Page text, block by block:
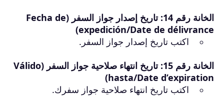
الخانة رقم 14: تاريخ إصدار جواز السفر (Fecha de
expedición/Date de délivrance)
اكتب تاريخ إصدار جواز السفر.
الخانة رقم 15: تاريخ انتهاء صلاحية جواز السفر (Válido
hasta/Date d’expiration)
اكتب تاريخ انتهاء صلاحية جواز سفرك.